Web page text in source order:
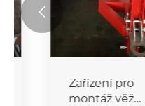
Věž montáže
gin Stožáry
